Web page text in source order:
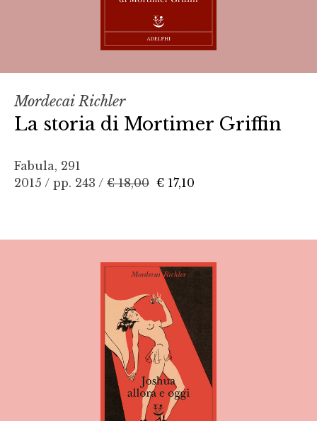
Mordecai Richler
La storia di Mortimer Griffin
Fabula, 291
2015 / pp. 243 / € 18,00 € 17,10